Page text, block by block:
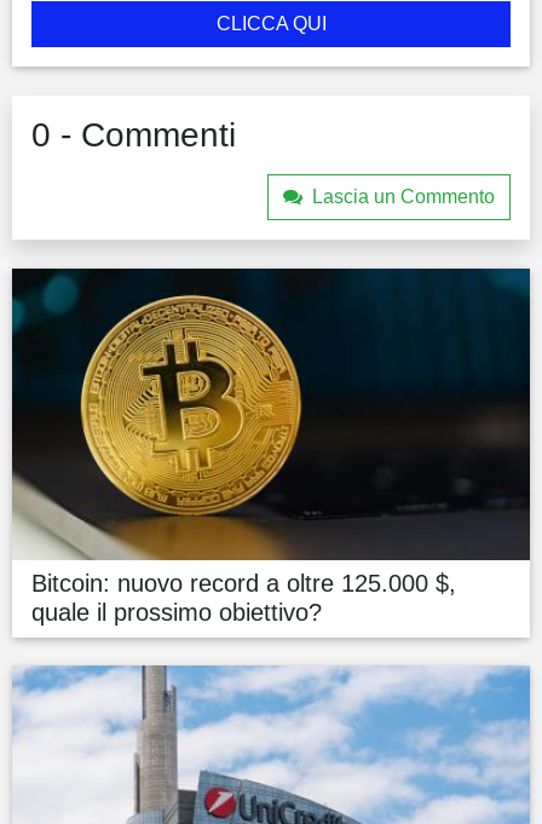
CLICCA QUI
0 - Commenti
Lascia un Commento
Bitcoin: nuovo record a oltre 125.000 $,
quale il prossimo obiettivo?